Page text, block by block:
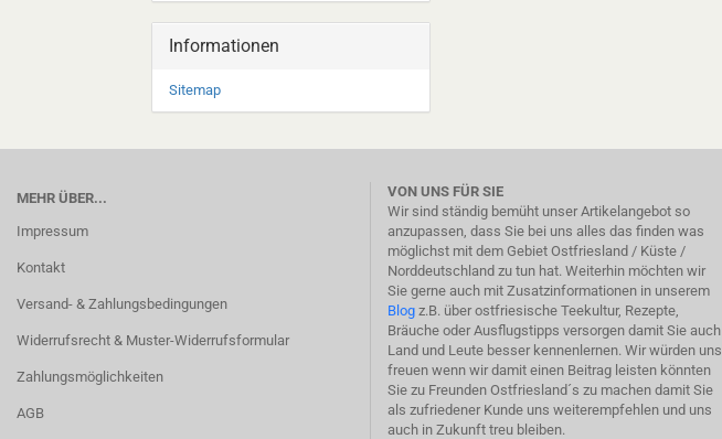
Informationen
Sitemap
MEHR ÜBER...
Impressum
Kontakt
Versand- & Zahlungsbedingungen
Widerrufsrecht & Muster-Widerrufsformular
Zahlungsmöglichkeiten
AGB
VON UNS FÜR SIE
Wir sind ständig bemüht unser Artikelangebot so
anzupassen, dass Sie bei uns alles das finden was
möglichst mit dem Gebiet Ostfriesland / Küste /
Norddeutschland zu tun hat. Weiterhin möchten wir
Sie gerne auch mit Zusatzinformationen in unserem
Blog z.B. über ostfriesische Teekultur, Rezepte,
Bräuche oder Ausflugstipps versorgen damit Sie auch
Land und Leute besser kennenlernen. Wir würden uns
freuen wenn wir damit einen Beitrag leisten könnten
Sie zu Freunden Ostfriesland´s zu machen damit Sie
als zufriedener Kunde uns weiterempfehlen und uns
auch in Zukunft treu bleiben.